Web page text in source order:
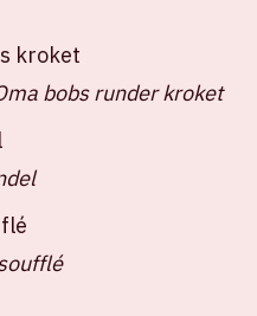
kroket
bobs runder kroket